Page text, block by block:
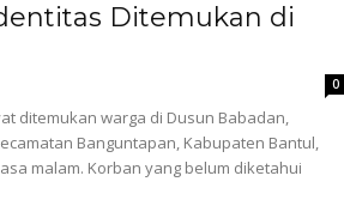
Ditemukan di
0
ditemukan warga di Dusun Babadan,
Banguntapan, Kabupaten Bantul,
malam. Korban yang belum diketahui